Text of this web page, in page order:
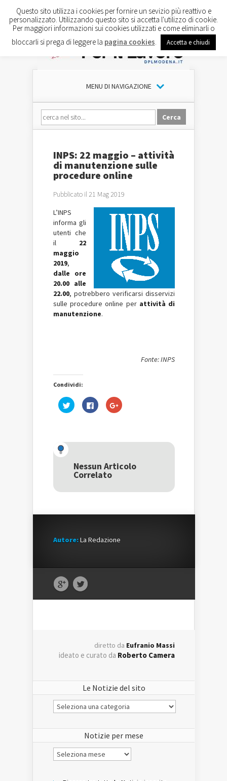
MENU DI NAVIGAZIONE
INPS: 22 maggio – attività
di manutenzione sulle
procedure online
Pubblicato il 21 Mag 2019
L’INPS
informa gli
utenti che
il 22
maggio
2019,
dalle ore
20.00 alle
22.00, potrebbero verificarsi disservizi
sulle procedure online per attività di
manutenzione.
Fonte: INPS
Condividi:
Fai
clic
una
nuova
finestra)
Fai
clic
nuova
finestra)
Fai
clic
una
nuova
Nessun Articolo
Correlato
Autore:La Redazione
diretto da Eufranio Massi
ideato e curato da Roberto Camera
Le Notizie del sito
Le
Notizie
Notizie per mese
Notizie
per
Questo sito utilizza i cookies per fornire un sevizio più reattivo e
personalizzato. Utilizzando questo sito si accetta l'utilizzo di cookie.
Per maggiori informazioni sui cookies utilizzati e come eliminarli o
bloccarli si prega di leggere la pagina cookies Accetta e chiudi